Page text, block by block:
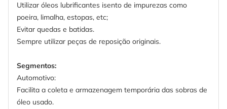
Utilizar óleos lubrificantes isento de impurezas como
poeira, limalha, estopas, etc;
Evitar quedas e batidas.
Sempre utilizar peças de reposição originais.
Segmentos:
Automotivo:
Facilita a coleta e armazenagem temporária das sobras de
óleo usado.